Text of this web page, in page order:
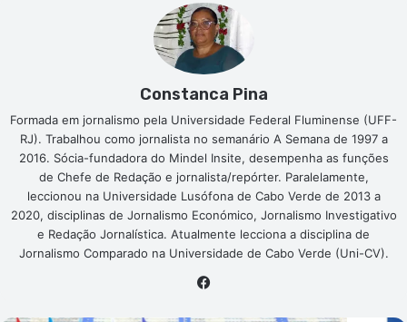
Constanca Pina
Formada em jornalismo pela Universidade Federal Fluminense (UFF-
RJ). Trabalhou como jornalista no semanário A Semana de 1997 a
2016. Sócia-fundadora do Mindel Insite, desempenha as funções
de Chefe de Redação e jornalista/repórter. Paralelamente,
leccionou na Universidade Lusófona de Cabo Verde de 2013 a
2020, disciplinas de Jornalismo Económico, Jornalismo Investigativo
e Redação Jornalística. Atualmente lecciona a disciplina de
Jornalismo Comparado na Universidade de Cabo Verde (Uni-CV).